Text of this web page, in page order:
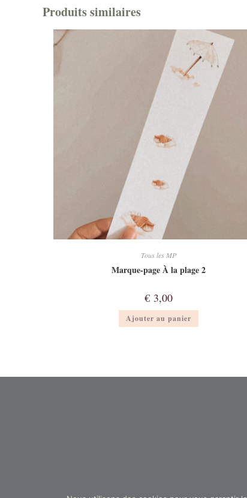
Produits similaires
Tous les MP
Marque-page À la plage 2
€3,00
Ajouter au panier